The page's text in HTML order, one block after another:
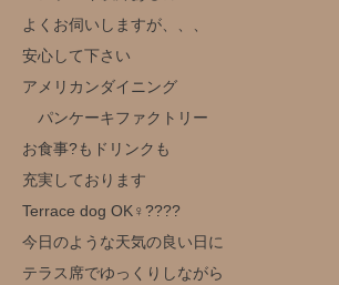
よくお伺いしますが、、、
安心して下さい
アメリカンダイニング
パンケーキファクトリー
お食事?もドリンクも
充実しております
Terrace dog OK‍♀️??‍??
今日のような天気の良い日に
テラス席でゆっくりしながら